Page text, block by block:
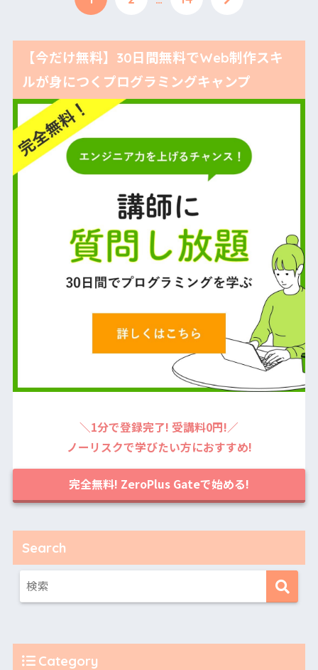
【今だけ無料】30日間無料でWeb制作スキ
ルが身につくプログラミングキャンプ
＼1分で登録完了! 受講料0円!／
ノーリスクで学びたい方におすすめ!
完全無料! ZeroPlus Gateで始める!
Search
Category